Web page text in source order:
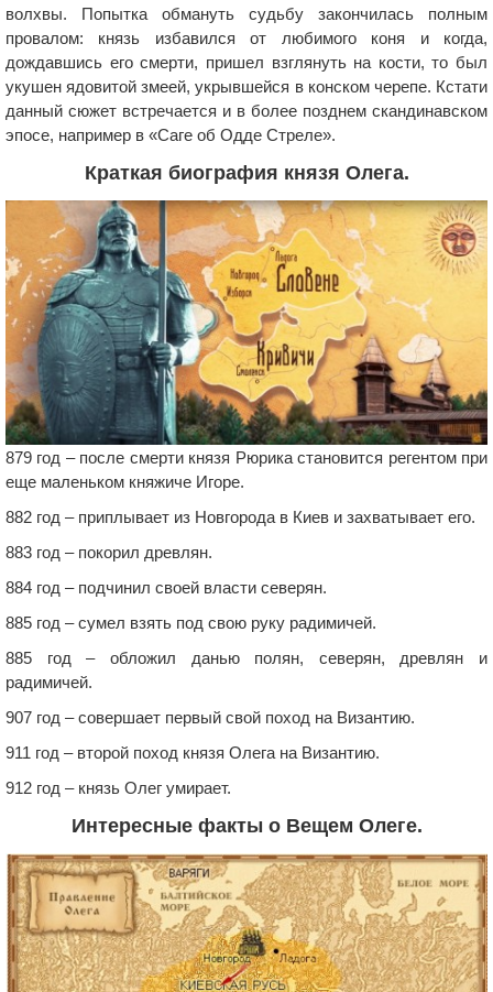
волхвы. Попытка обмануть судьбу закончилась полным
провалом: князь избавился от любимого коня и когда,
дождавшись его смерти, пришел взглянуть на кости, то был
укушен ядовитой змеей, укрывшейся в конском черепе. Кстати
данный сюжет встречается и в более позднем скандинавском
эпосе, например в «Саге об Одде Стреле».
Краткая биография князя Олега.
879 год – после смерти князя Рюрика становится регентом при
еще маленьком княжиче Игоре.
882 год – приплывает из Новгорода в Киев и захватывает его.
883 год – покорил древлян.
884 год – подчинил своей власти северян.
885 год – сумел взять под свою руку радимичей.
885 год – обложил данью полян, северян, древлян и
радимичей.
907 год – совершает первый свой поход на Византию.
911 год – второй поход князя Олега на Византию.
912 год – князь Олег умирает.
Интересные факты о Вещем Олеге.